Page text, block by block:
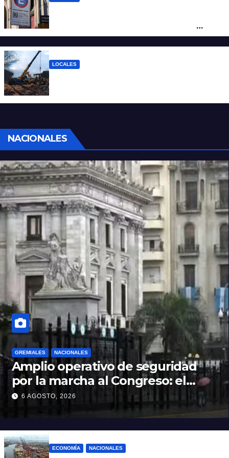
protesta
LOCALES
NACIONALES
GREMIALES NACIONALES
Amplio operativo de seguridad
por la marcha al Congreso: el
mapa de los cortes y desvíos
6 AGOSTO, 2026
ECONOMÍA NACIONALES